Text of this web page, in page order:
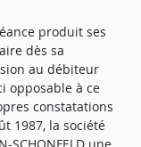
produit ses
dès sa
au débiteur
opposable à ce
constatations
1987, la société